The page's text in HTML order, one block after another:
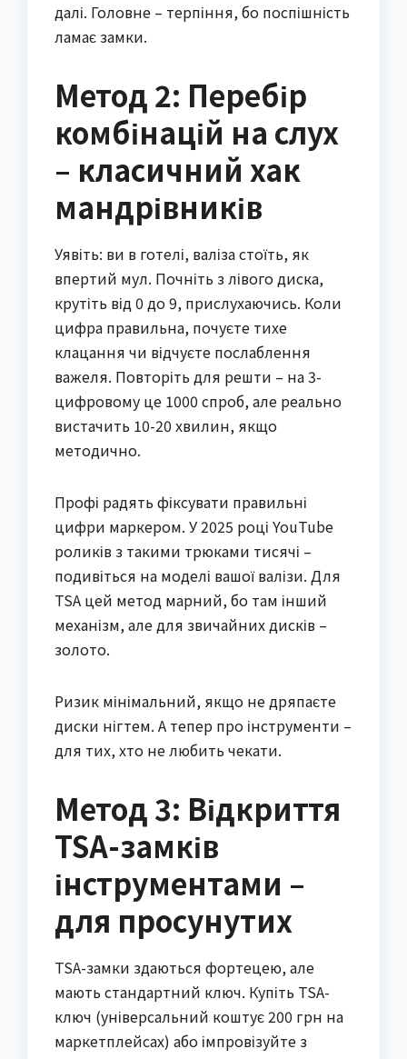
далі. Головне – терпіння, бо поспішність
ламає замки.
Метод 2: Перебір
комбінацій на слух
– класичний хак
мандрівників
Уявіть: ви в готелі, валізa стоїть, як
впертий мул. Почніть з лівого диска,
крутіть від 0 до 9, прислухаючись. Коли
цифра правильна, почуєте тихе
клацання чи відчуєте послаблення
важеля. Повторіть для решти – на 3-
цифровому це 1000 спроб, але реально
вистачить 10-20 хвилин, якщо
методично.
Профі радять фіксувати правильні
цифри маркером. У 2025 році YouTube
роликів з такими трюками тисячі –
подивіться на моделі вашої валізи. Для
TSA цей метод марний, бо там інший
механізм, але для звичайних дисків –
золото.
Ризик мінімальний, якщо не дряпаєте
диски нігтем. А тепер про інструменти –
для тих, хто не любить чекати.
Метод 3: Відкриття
TSA-замків
інструментами –
для просунутих
TSA-замки здаються фортецею, але
мають стандартний ключ. Купіть TSA-
ключ (універсальний коштує 200 грн на
маркетплейсах) або імпровізуйте з